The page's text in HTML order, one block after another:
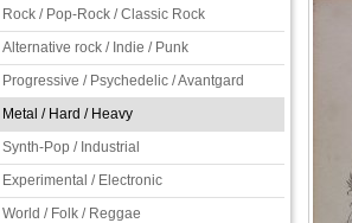
Rock / Pop-Rock / Classic Rock
Alternative rock / Indie / Punk
Progressive / Psychedelic / Avantgard
Metal / Hard / Heavy
Synth-Pop / Industrial
Experimental / Electronic
World / Folk / Reggae